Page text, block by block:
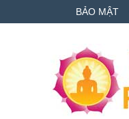
to
to
qua
BẢO MẬT